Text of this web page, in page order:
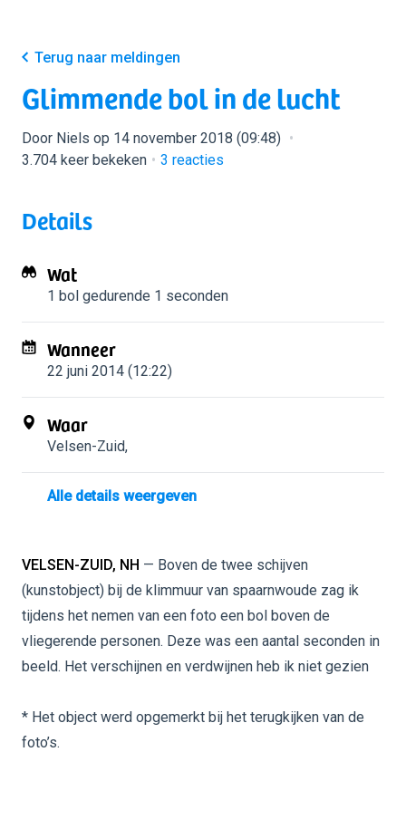
Terug naar meldingen
Glimmende bol in de lucht
Door Niels op 14 november 2018 (09:48)
3.704 keer bekeken
3 reacties
Details
Wat
1 bol gedurende 1 seconden
Wanneer
22 juni 2014 (12:22)
Waar
Velsen-Zuid,
Alle details weergeven
VELSEN-ZUID, NH — Boven de twee schijven
(kunstobject) bij de klimmuur van spaarnwoude zag ik
tijdens het nemen van een foto een bol boven de
vliegerende personen. Deze was een aantal seconden in
beeld. Het verschijnen en verdwijnen heb ik niet gezien
* Het object werd opgemerkt bij het terugkijken van de
foto’s.